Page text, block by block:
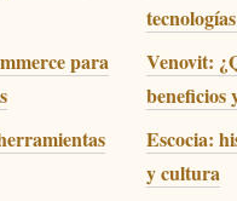
para
Venovit:
beneficios
Escocia:
y cultura